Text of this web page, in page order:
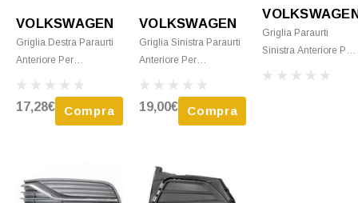
VOLKSWAGEN
Griglia Destra Paraurti
Anteriore Per
6 Dal 2017 Nera, Con
Sede Fendinebbia,
17,28€ Compra
VOLKSWAGEN
Griglia Sinistra Paraurti
Anteriore Per
6 Dal 2017 Nera, Nuova
19,00€ Compra
Griglia Paraurti
Sinistra Anteriore Per